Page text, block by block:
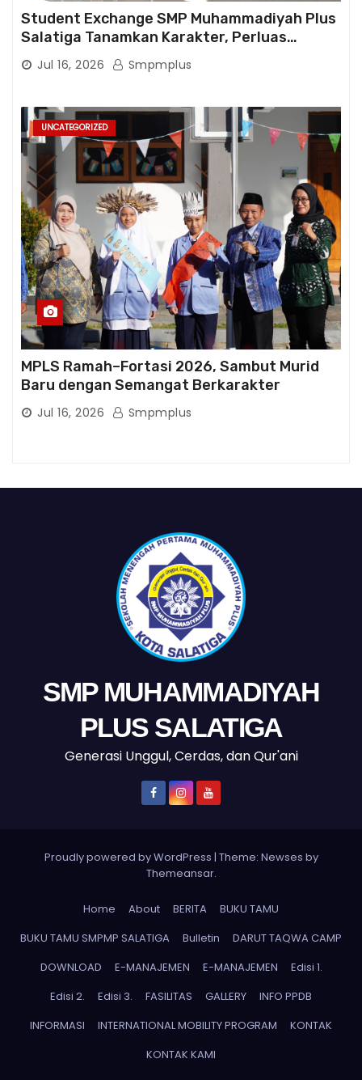
Student Exchange SMP Muhammadiyah Plus
Salatiga Tanamkan Karakter, Perluas
Wawasan, dan Tumbuhkan Semangat
Berprestasi
Jul 16, 2026 Smpmplus
UNCATEGORIZED
MPLS Ramah–Fortasi 2026, Sambut Murid
Baru dengan Semangat Berkarakter
Jul 16, 2026 Smpmplus
SMP MUHAMMADIYAH
PLUS SALATIGA
Generasi Unggul, Cerdas, dan Qur'ani
Proudly powered by WordPress | Theme: Newses by
Themeansar.
Home About BERITA
BUKU TAMU
BUKU TAMU SMPMP SALATIGA
Bulletin
DARUT TAQWA CAMP
DOWNLOAD
E-MANAJEMEN E-MANAJEMEN
Edisi 1.
Edisi 2.
Edisi 3. FASILITAS GALLERY
INFO PPDB
INFORMASI
INTERNATIONAL MOBILITY PROGRAM
KONTAK
KONTAK KAMI